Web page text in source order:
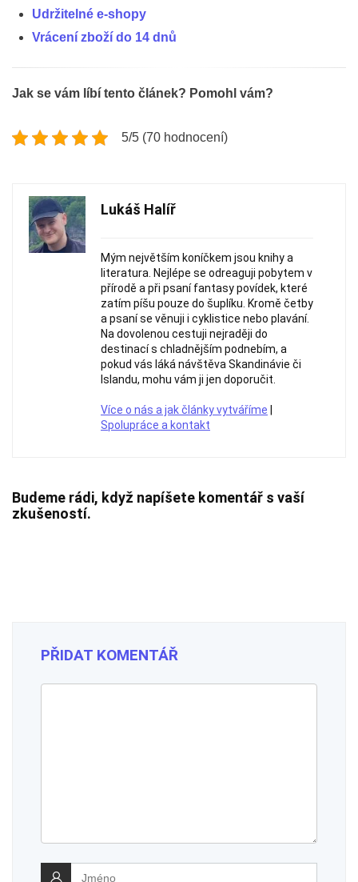
Udržitelné e-shopy
Vrácení zboží do 14 dnů
Jak se vám líbí tento článek? Pomohl vám?
5/5 (70 hodnocení)
Lukáš Halíř
Mým největším koníčkem jsou knihy a
literatura. Nejlépe se odreaguji pobytem v
přírodě a při psaní fantasy povídek, které
zatím píšu pouze do šuplíku. Kromě četby
a psaní se věnuji i cyklistice nebo plavání.
Na dovolenou cestuji nejraději do
destinací s chladnějším podnebím, a
pokud vás láká návštěva Skandinávie či
Islandu, mohu vám ji jen doporučit.
Více o nás a jak články vytváříme
Spolupráce a kontakt
Budeme rádi, když napíšete komentář s vaší
zkušeností.
PŘIDAT KOMENTÁŘ